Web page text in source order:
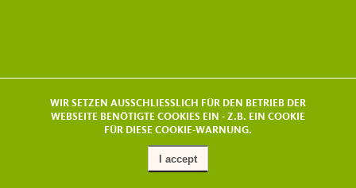
WIR SETZEN AUSSCHLIESSLICH FÜR DEN BETRIEB DER
WEBSEITE BENÖTIGTE COOKIES EIN - Z.B. EIN COOKIE
FÜR DIESE COOKIE-WARNUNG.
I accept